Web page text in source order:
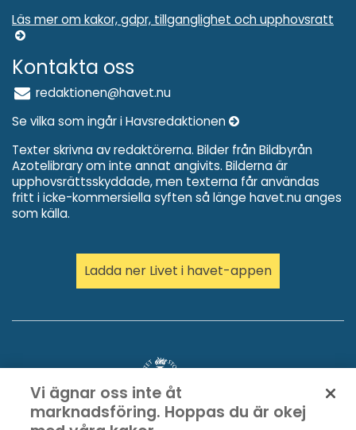
Läs mer om kakor, gdpr, tillganglighet och upphovsratt
Kontakta oss
redaktionen@havet.nu
Se vilka som ingår i Havsredaktionen
Texter skrivna av redaktörerna. Bilder från Bildbyrån
Azotelibrary om inte annat angivits. Bilderna är
upphovsrättsskyddade, men texterna får användas
fritt i icke-kommersiella syften så länge havet.nu anges
som källa.
Ladda ner Livet i havet-appen
Vi ägnar oss inte åt
marknadsföring. Hoppas du är okej